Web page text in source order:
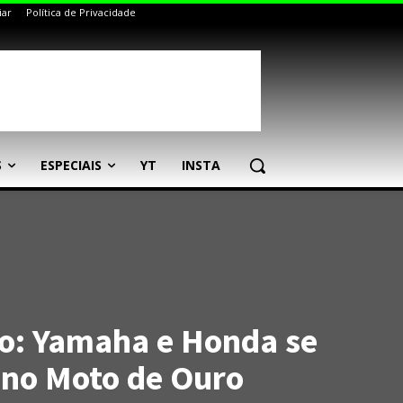
Política de Privacidade
ESPECIAIS YT INSTA
Yamaha e Honda se
Moto de Ouro